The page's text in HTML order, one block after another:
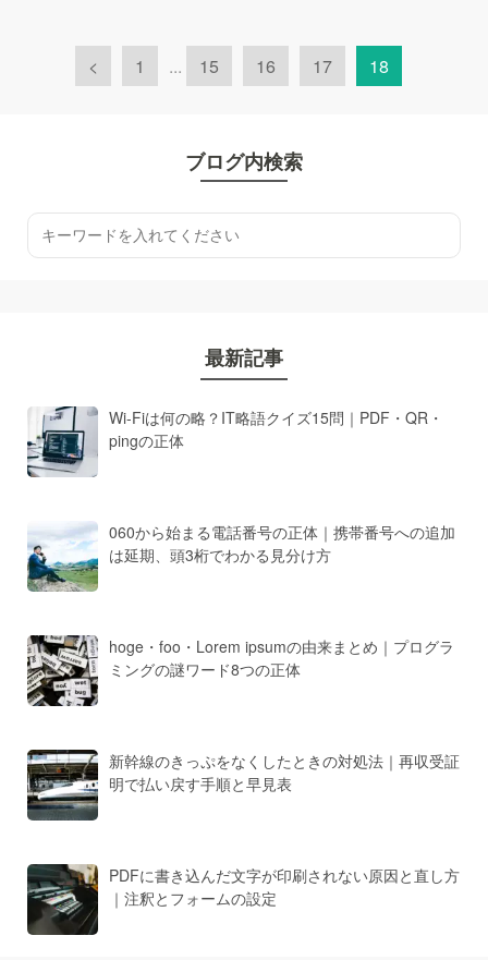
< 1 ... 15 16 17 18
ブログ内検索
最新記事
Wi-Fiは何の略？IT略語クイズ15問｜PDF・QR・
pingの正体
060から始まる電話番号の正体｜携帯番号への追加
は延期、頭3桁でわかる見分け方
hoge・foo・Lorem ipsumの由来まとめ｜プログラ
ミングの謎ワード8つの正体
新幹線のきっぷをなくしたときの対処法｜再収受証
明で払い戻す手順と早見表
PDFに書き込んだ文字が印刷されない原因と直し方
｜注釈とフォームの設定